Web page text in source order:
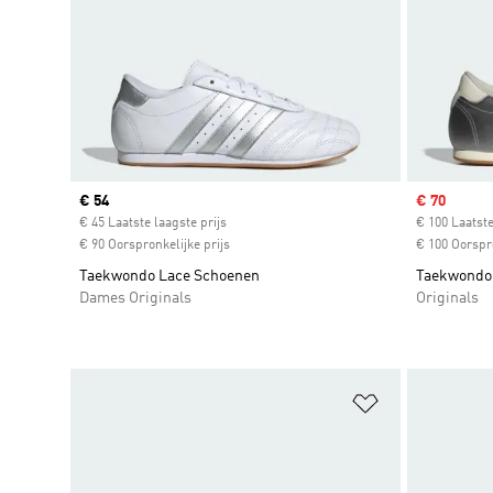
Current price
€ 54
€ 45 Laatste laagste prijs
€ 90 Oorspronkelijke prijs
Taekwondo Lace Schoenen
Dames Originals
Sale price
€ 70
€ 100
€ 100
Originals